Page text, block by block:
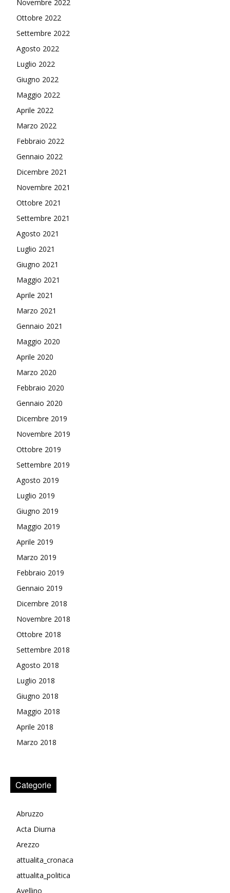
Novembre 2022
Ottobre 2022
Settembre 2022
Agosto 2022
Luglio 2022
Giugno 2022
Maggio 2022
Aprile 2022
Marzo 2022
Febbraio 2022
Gennaio 2022
Dicembre 2021
Novembre 2021
Ottobre 2021
Settembre 2021
Agosto 2021
Luglio 2021
Giugno 2021
Maggio 2021
Aprile 2021
Marzo 2021
Gennaio 2021
Maggio 2020
Aprile 2020
Marzo 2020
Febbraio 2020
Gennaio 2020
Dicembre 2019
Novembre 2019
Ottobre 2019
Settembre 2019
Agosto 2019
Luglio 2019
Giugno 2019
Maggio 2019
Aprile 2019
Marzo 2019
Febbraio 2019
Gennaio 2019
Dicembre 2018
Novembre 2018
Ottobre 2018
Settembre 2018
Agosto 2018
Luglio 2018
Giugno 2018
Maggio 2018
Aprile 2018
Marzo 2018
Categorie
Abruzzo
Acta Diurna
Arezzo
attualita_cronaca
attualita_politica
Avellino